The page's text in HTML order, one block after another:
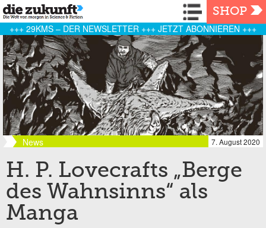
Navigation
SHOP
+++ 29KMS – DER NEWSLETTER +++ JETZT ABONNIEREN +++
News 7. August 2020
H. P. Lovecrafts „Berge
des Wahnsinns“ als
Manga